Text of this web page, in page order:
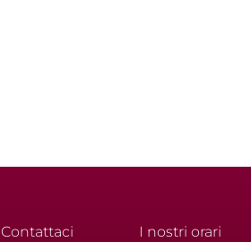
Contattaci I nostri orari